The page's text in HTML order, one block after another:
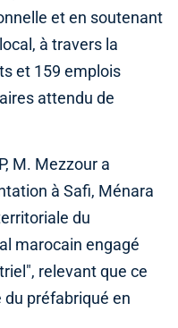
et en soutenant
à travers la
et 159 emplois
attendu de
M. Mezzour a
à Safi, Ménara
du
marocain engagé
relevant que ce
du préfabriqué en